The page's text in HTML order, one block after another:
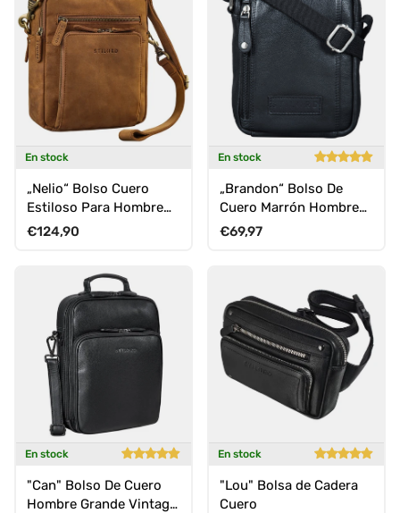
En stock
„Nelio“ Bolso Cuero
Estiloso Para Hombre
Con Asa Bandolera
Precio normal
€124,90
En stock
„Brandon“ Bolso De
Cuero Marrón Hombre
Bandolera Pequeña 7
Precio normal
€69,97
En stock
"Can" Bolso De Cuero
Hombre Grande Vintage
En stock
"Lou" Bolsa de Cadera
Cuero